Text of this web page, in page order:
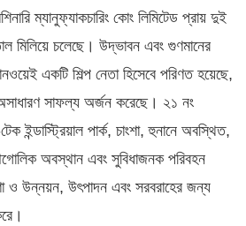
ম্যানুফ্যাকচারিং কোং লিমিটেড প্রায় দুই
মিলিয়ে চলেছে। উদ্ভাবন এবং গুণমানের
একটি শিল্প নেতা হিসেবে পরিণত হয়েছে,
অসাধারণ সাফল্য অর্জন করেছে। ২১ নং
ইন্ডাস্ট্রিয়াল পার্ক, চাংশা, হুনানে অবস্থিত,
অবস্থান এবং সুবিধাজনক পরিবহন
ও উন্নয়ন, উৎপাদন এবং সরবরাহের জন্য